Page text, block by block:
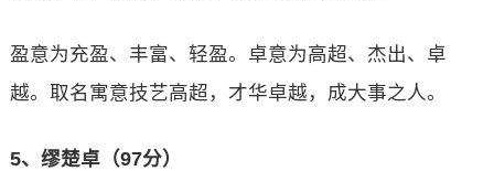
盈意为充盈、丰富、轻盈。卓意为高超、杰出、卓
越。取名寓意技艺高超，才华卓越，成大事之人。
5、缪楚卓（97分）